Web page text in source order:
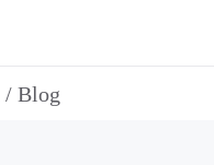
/ Blog